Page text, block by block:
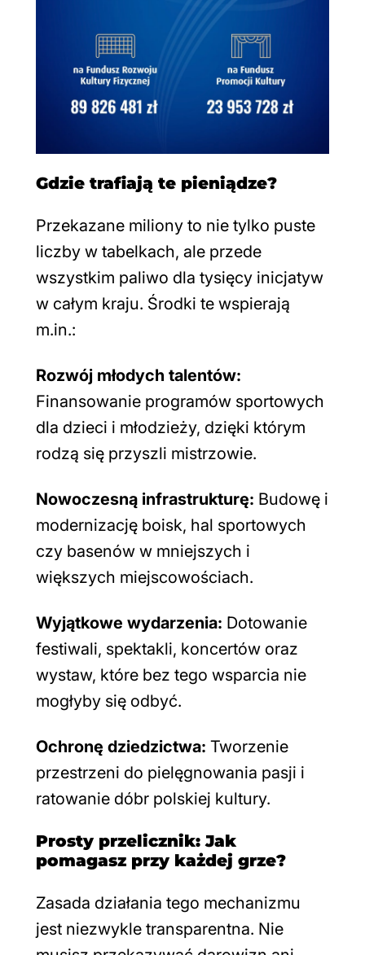
Gdzie trafiają te pieniądze?
Przekazane miliony to nie tylko puste
liczby w tabelkach, ale przede
wszystkim paliwo dla tysięcy inicjatyw
w całym kraju. Środki te wspierają
m.in.:
Rozwój młodych talentów:
Finansowanie programów sportowych
dla dzieci i młodzieży, dzięki którym
rodzą się przyszli mistrzowie.
Nowoczesną infrastrukturę: Budowę i
modernizację boisk, hal sportowych
czy basenów w mniejszych i
większych miejscowościach.
Wyjątkowe wydarzenia: Dotowanie
festiwali, spektakli, koncertów oraz
wystaw, które bez tego wsparcia nie
mogłyby się odbyć.
Ochronę dziedzictwa: Tworzenie
przestrzeni do pielęgnowania pasji i
ratowanie dóbr polskiej kultury.
Prosty przelicznik: Jak
pomagasz przy każdej grze?
Zasada działania tego mechanizmu
jest niezwykle transparentna. Nie